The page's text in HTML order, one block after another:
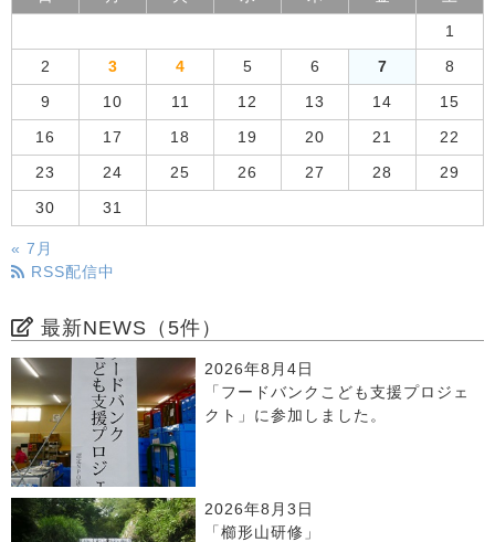
1
2 3 4 5 6 7 8
9 10 11 12 13 14 15
16 17 18 19 20 21 22
23 24 25 26 27 28 29
30 31
« 7月
RSS配信中
最新NEWS（5件）
2026年8月4日
「フードバンクこども支援プロジェ
クト」に参加しました。
2026年8月3日
「櫛形山研修」